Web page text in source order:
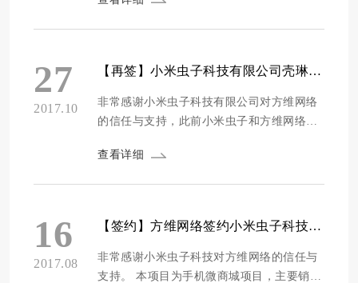
看看商城搭建应该注意哪些问题呢？ 商城系
推广该渠道，同时不断更新商城的宝贝，找
出销量差评价差的货品，将其替换，商城系
统首先调整宝贝...
27
2017.10
【再签】小米虫子科技有限公司壳琳手机微商城二期开发
非常感谢小米虫子科技有限公司对方维网络
的信任与支持，此前小米虫子和方维网络签
要，此次进行二期开发，对微商城进行升级
司位于深圳市宝安区，于2014年08月06日在
深圳工商局注册成立，注册资本为500万元人
民...
查看详细
16
2017.08
【签约】方维网络签约小米虫子科技手机微商城网站设计
非常感谢小米虫子科技对方维网络的信任与
支持。 本项目为手机微商城项目，主要销售